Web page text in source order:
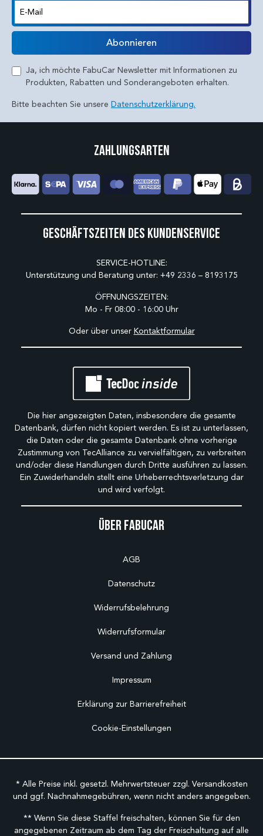
E-Mail
Abonnieren
Ja, ich möchte FabuCar Newsletter mit Informationen zu
Produkten, Rabatten und Sonderangeboten erhalten.
Bitte beachten Sie unsere Datenschutzerklärung.
Über Fabucar
AGB
Datenschutz
Widerrufsbelehrung
Widerrufsformular
Versand und Zahlung
Impressum
Erklärung zur Barrierefreiheit
Cookie-Einstellungen
Geschäftszeiten des Kundenservice
SERVICE-HOTLINE:
Unterstützung und Beratung unter: +49 2336 – 8193175
ÖFFNUNGSZEITEN:
Mo - Fr 08:00 - 16:00 Uhr
Oder über unser Kontaktformular
Zahlungsarten
Die hier angezeigten Daten, insbesondere die gesamte
Datenbank, dürfen nicht kopiert werden. Es ist zu unterlassen,
die Daten oder die gesamte Datenbank ohne vorherige
Zustimmung von TecAlliance zu vervielfältigen, zu verbreiten
und/oder diese Handlungen durch Dritte ausführen zu lassen.
Ein Zuwiderhandeln stellt eine Urheberrechtsverletzung dar
und wird verfolgt.
* Alle Preise inkl. gesetzl. Mehrwertsteuer zzgl. Versandkosten
und ggf. Nachnahmegebühren, wenn nicht anders angegeben.
** Wenn Sie diese Staffel freischalten, können Sie für den
angegebenen Zeitraum ab dem Tag der Freischaltung auf alle